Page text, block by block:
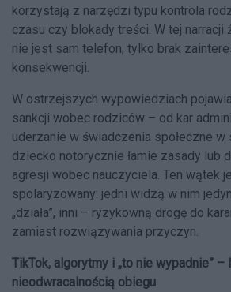
korzystają z narzędzi typu kontrola
czasu czy blokady treści. W tej narracji
nie jest sam telefon, tylko brak
konsekwencji.
W ostrzejszych wypowiedziach
sankcji wobec rodziców – od kar
uderzanie w świadczenia społeczne w
dziecko notorycznie łamie zasady lub
agresji wobec nauczyciela. Ten wątek
spolaryzowany: jedni widzą w nim
„działa”, inni – ryzykowną drogę do
zamiast rozwiązywania przyczyn.
TikTok, algorytmy i „to nie wypadnie” –
nieodwracalnością obiegu